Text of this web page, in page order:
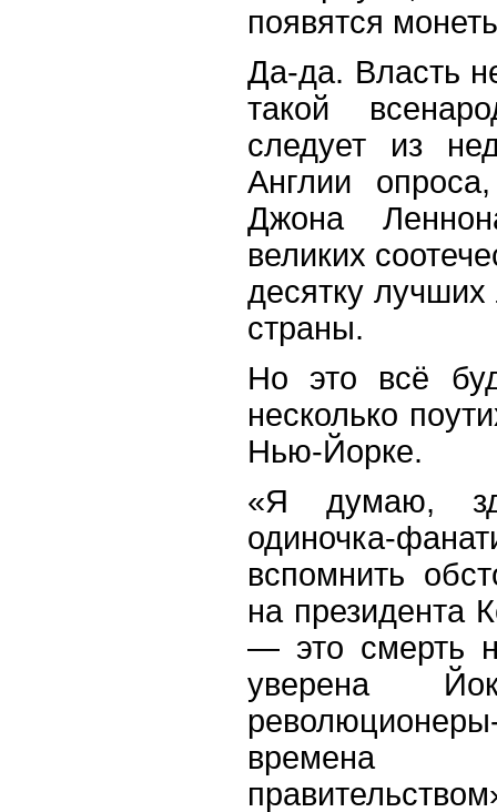
появятся
Да-да. Власть
такой
следует из
Англии
Джона
великих
десятку
страны.
Но это всё
несколько
Нью-Йорке.
«Я думаю,
одиночка-
вспомнить
на президента
— это смерть
уверена
времена